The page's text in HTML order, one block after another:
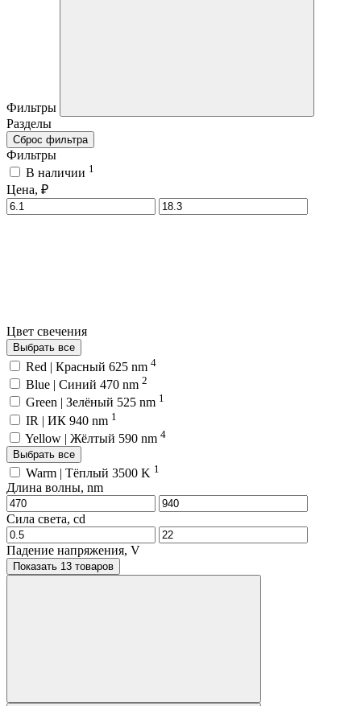
Фильтры
Разделы
Сброс фильтра
Фильтры
В наличии 1
Цена, ₽
Цвет свечения
Выбрать все
Red | Красный 625 nm 4
Blue | Синий 470 nm 2
Green | Зелёный 525 nm 1
IR | ИК 940 nm 1
Yellow | Жёлтый 590 nm 4
Выбрать все
Warm | Тёплый 3500 K 1
Длина волны, nm
Сила света, cd
Падение напряжения, V
Показать 13 товаров